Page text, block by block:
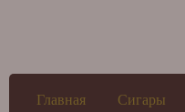
Главная
Сигары